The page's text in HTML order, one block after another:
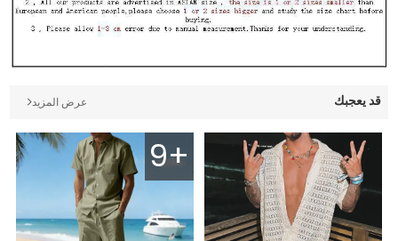
قد يعجبك عرض المزيد
9+